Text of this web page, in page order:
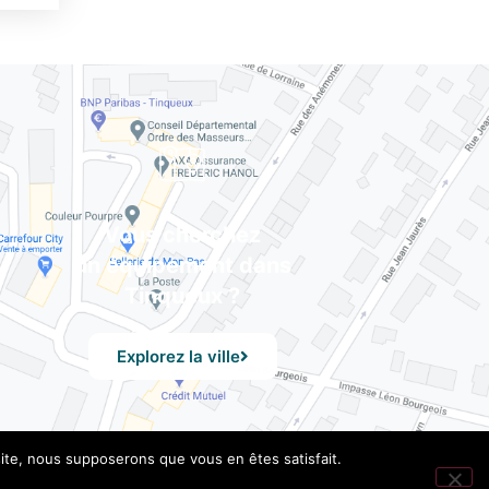
Vous cherchez
un équipement dans
Tinqueux ?
Explorez la ville
nous supposerons que vous en êtes satisfait.